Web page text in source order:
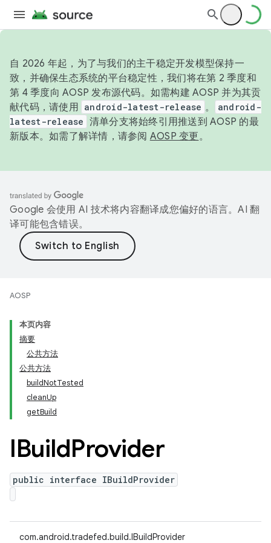
自 2026 年起，为了与我们的主干稳定开发模型保持一
致，并确保生态系统的平台稳定性，我们将在第 2 季度和
第 4 季度向 AOSP 发布源代码。如需构建 AOSP 并为其贡
献代码，请使用 android-latest-release 。
android-
latest-release 清单分支将始终引用推送到 AOSP 的最
新版本。如需了解详情，请参阅 AOSP 变更。
Google 会使用 AI 技术将内容翻译成您偏好的语言。AI 翻
译可能包含错误。
AOSP
本页内容
摘要
公共方法
公共方法
buildNotTested
cleanUp
getBuild
IBuildProvider
public interface IBuildProvider
com.android.tradefed.build.IBuildProvider